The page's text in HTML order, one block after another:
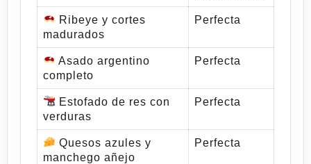
Ribeye y cortes
madurados
Perfecta
Asado argentino
completo
Perfecta
Estofado de res con
verduras
Perfecta
Quesos azules y
manchego añejo
Perfecta